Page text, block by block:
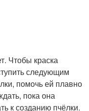
Чтобы краска
следующим
помочь ей плавно
пока она
к созданию пчёлки.